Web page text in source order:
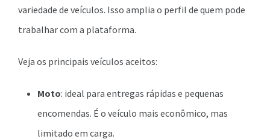
variedade de veículos. Isso amplia o perfil de quem pode
trabalhar com a plataforma.
Veja os principais veículos aceitos:
Moto: ideal para entregas rápidas e pequenas
encomendas. É o veículo mais econômico, mas
limitado em carga.